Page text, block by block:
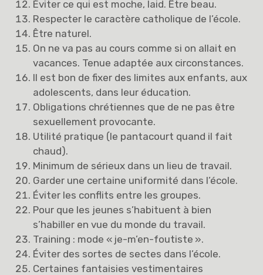
Éviter ce qui est moche, laid. Être beau.
Respecter le caractère catholique de l’école.
Être naturel.
On ne va pas au cours comme si on allait en
vacances. Tenue adaptée aux circonstances.
Il est bon de fixer des limites aux enfants, aux
adolescents, dans leur éducation.
Obligations chrétiennes que de ne pas être
sexuellement provocante.
Utilité pratique (le pantacourt quand il fait
chaud).
Minimum de sérieux dans un lieu de travail.
Garder une certaine uniformité dans l’école.
Éviter les conflits entre les groupes.
Pour que les jeunes s’habituent à bien
s’habiller en vue du monde du travail.
Training : mode « je-m’en-foutiste ».
Éviter des sortes de sectes dans l’école.
Certaines fantaisies vestimentaires